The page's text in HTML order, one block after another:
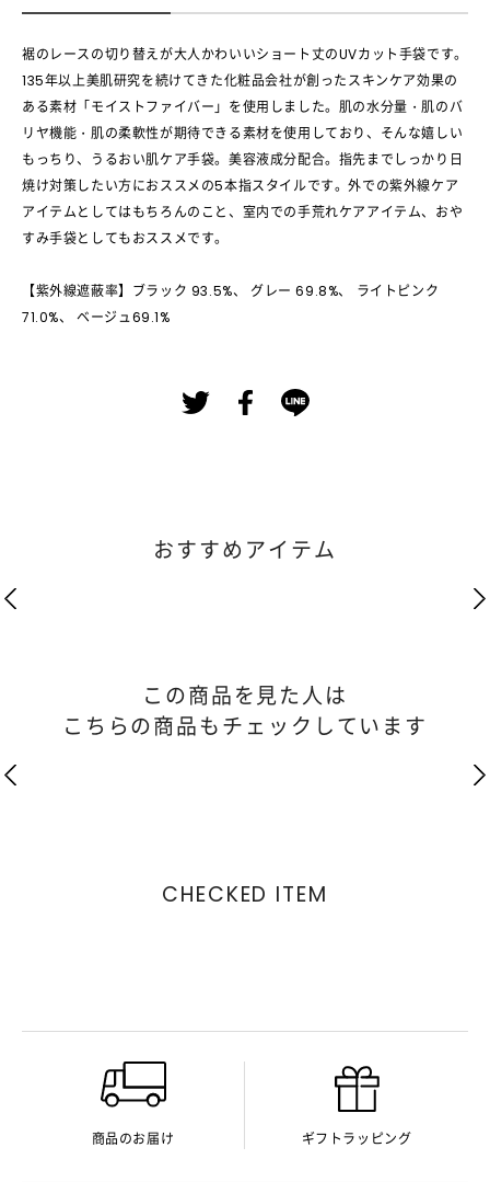
裾のレースの切り替えが大人かわいいショート丈のUVカット手袋です。
135年以上美肌研究を続けてきた化粧品会社が創ったスキンケア効果の
ある素材「モイストファイバー」を使用しました。肌の水分量・肌のバ
リヤ機能・肌の柔軟性が期待できる素材を使用しており、そんな嬉しい
もっちり、うるおい肌ケア手袋。美容液成分配合。指先までしっかり日
焼け対策したい方におススメの5本指スタイルです。外での紫外線ケア
アイテムとしてはもちろんのこと、室内での手荒れケアアイテム、おや
すみ手袋としてもおススメです。
【紫外線遮蔽率】ブラック 93.5%、 グレー 69.8%、 ライトピンク
71.0%、 ベージュ69.1%
おすすめアイテム
この商品を見た人は
こちらの商品もチェックしています
CHECKED ITEM
商品のお届け ギフトラッピング